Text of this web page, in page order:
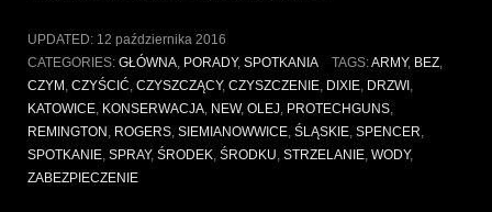
Śląskich
i
Dixie
11.08.2016”
UPDATED: 12 października 2016
CATEGORIES: GŁÓWNA, PORADY, SPOTKANIA TAGS:ARMY, BEZ,
CZYM , CZYŚCIĆ, CZYSZCZĄCY, CZYSZCZENIE, DIXIE, DRZWI ,
KATOWICE, KONSERWACJA, NEW, OLEJ, PROTECHGUNS,
REMINGTON , ROGERS, SIEMIANOWWICE, ŚLĄSKIE, SPENCER,
SPOTKANIE, SPRAY, ŚRODEK, ŚRODKU, STRZELANIE, WODY,
ZABEZPIECZENIE